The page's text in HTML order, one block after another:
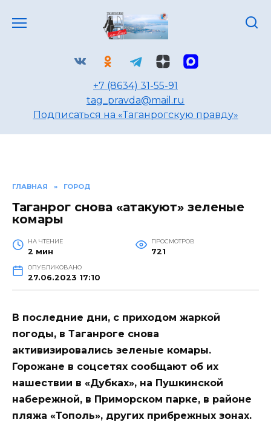
+7 (8634) 31-55-91
tag_pravda@mail.ru
Подписаться на «Таганрогскую правду»
ГЛАВНАЯ » ГОРОД
Таганрог снова «атакуют» зеленые
комары
НА ЧТЕНИЕ
2 мин
ПРОСМОТРОВ
721
ОПУБЛИКОВАНО
27.06.2023 17:10
В последние дни, с приходом жаркой
погоды, в Таганроге снова
активизировались зеленые комары.
Горожане в соцсетях сообщают об их
нашествии в «Дубках», на Пушкинской
набережной, в Приморском парке, в районе
пляжа «Тополь», других прибрежных зонах.